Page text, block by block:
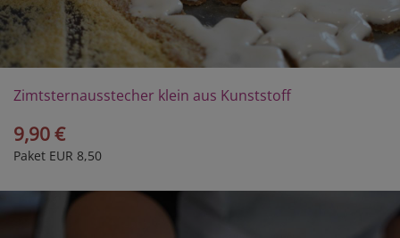
Zimtsternausstecher klein aus Kunststoff
9,90 €
Paket EUR 8,50